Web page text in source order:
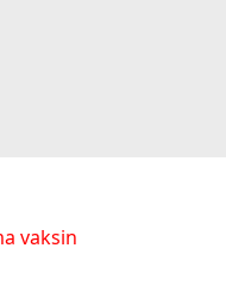
vaksin